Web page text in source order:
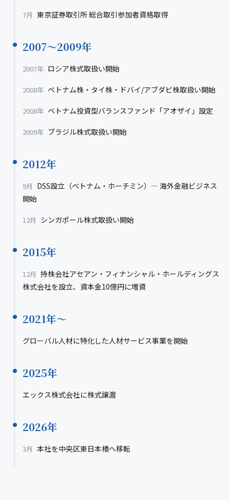
7月 東京証券取引所 総合取引参加者資格取得
2007〜2009年
2007年 ロシア株式取扱い開始
2008年 ベトナム株・タイ株・ドバイ/アブダビ株取扱い開始
2008年 ベトナム投資型バランスファンド「アオザイ」設定
2009年 ブラジル株式取扱い開始
2012年
9月 DSS設立（ベトナム・ホーチミン）— 海外金融ビジネス
開始
12月 シンガポール株式取扱い開始
2015年
12月 持株会社アセアン・フィナンシャル・ホールディングス
株式会社を設立、資本金10億円に増資
2021年〜
グローバル人材に特化した人材サービス事業を開始
2025年
エックス株式会社に株式譲渡
2026年
3月 本社を中央区東日本橋へ移転